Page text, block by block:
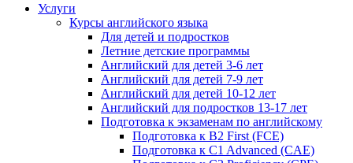
Услуги
Курсы английского языка
Для детей и подростков
Летние детские программы
Английский для детей 3-6 лет
Английский для детей 7-9 лет
Английский для детей 10-12 лет
Английский для подростков 13-17 лет
Подготовка к экзаменам по английскому
Подготовка к B2 First (FCE)
Подготовка к C1 Advanced (CAE)